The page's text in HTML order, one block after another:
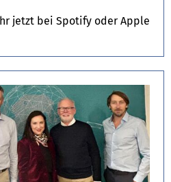
jetzt bei Spotify oder Apple